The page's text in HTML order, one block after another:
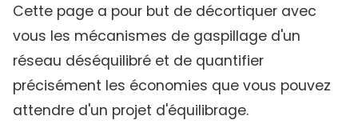
Cette page a pour but de décortiquer avec
vous les mécanismes de gaspillage d'un
réseau déséquilibré et de quantifier
précisément les économies que vous pouvez
attendre d'un projet d'équilibrage.